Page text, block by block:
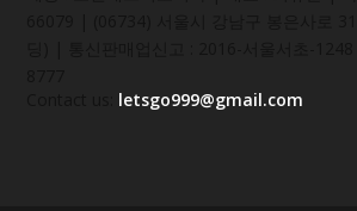
letsgo999@gmail.com